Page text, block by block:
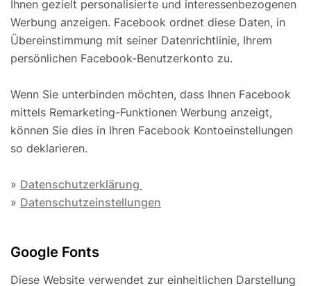
Ihnen gezielt personalisierte und interessenbezogenen
Werbung anzeigen. Facebook ordnet diese Daten, in
Übereinstimmung mit seiner Datenrichtlinie, Ihrem
persönlichen Facebook-Benutzerkonto zu.
Wenn Sie unterbinden möchten, dass Ihnen Facebook
mittels Remarketing-Funktionen Werbung anzeigt,
können Sie dies in Ihren Facebook Kontoeinstellungen
so deklarieren.
» Datenschutzerklärung
» Datenschutzeinstellungen
Google Fonts
Diese Website verwendet zur einheitlichen Darstellung